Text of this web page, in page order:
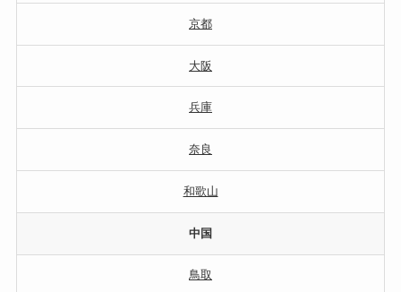
京都
大阪
兵庫
奈良
和歌山
中国
鳥取